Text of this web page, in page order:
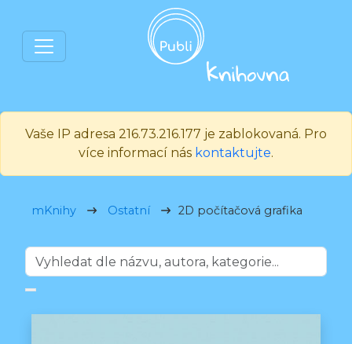
Vaše IP adresa 216.73.216.177 je zablokovaná. Pro
více informací nás kontaktujte.
mKnihy Ostatní 2D počítačová grafika